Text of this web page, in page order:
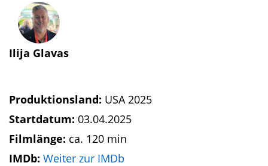
Ilija Glavas
Produktionsland: USA 2025
Startdatum: 03.04.2025
Filmlänge: ca. 120 min
IMDb: Weiter zur IMDb